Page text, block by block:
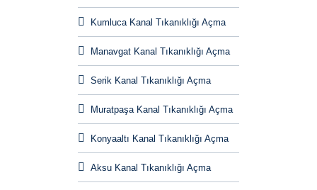
Kumluca Kanal Tıkanıklığı Açma
Manavgat Kanal Tıkanıklığı Açma
Serik Kanal Tıkanıklığı Açma
Muratpaşa Kanal Tıkanıklığı Açma
Konyaaltı Kanal Tıkanıklığı Açma
Aksu Kanal Tıkanıklığı Açma